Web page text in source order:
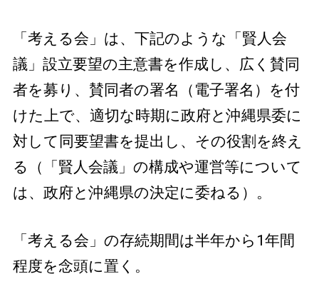
「考える会」は、下記のような「賢人会
議」設立要望の主意書を作成し、広く賛同
者を募り、賛同者の署名（電子署名）を付
けた上で、適切な時期に政府と沖縄県委に
対して同要望書を提出し、その役割を終え
る（「賢人会議」の構成や運営等について
は、政府と沖縄県の決定に委ねる）。
「考える会」の存続期間は半年から1年間
程度を念頭に置く。